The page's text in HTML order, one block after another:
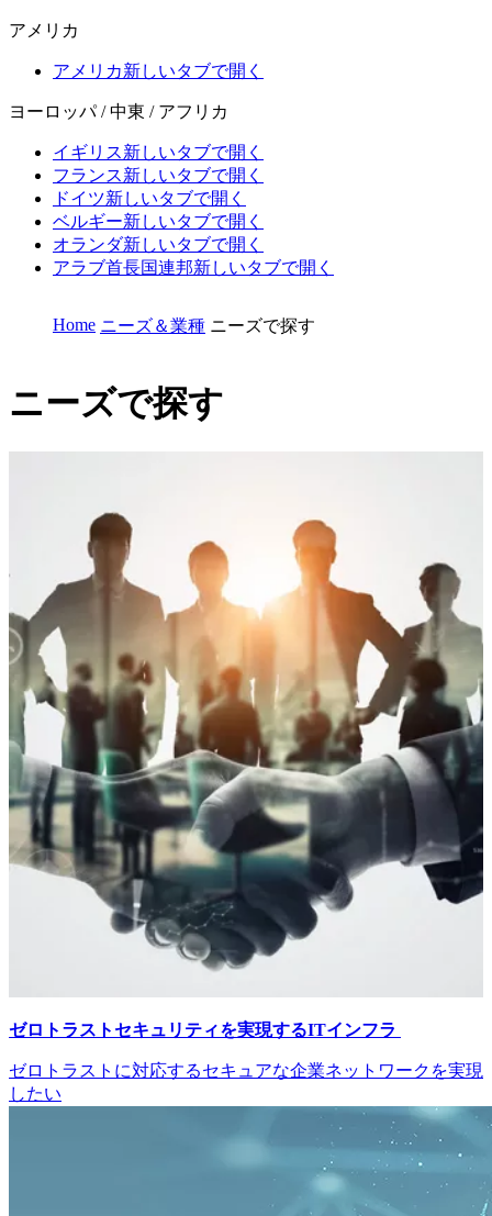
アメリカ
アメリカ新しいタブで開く
ヨーロッパ / 中東 / アフリカ
イギリス新しいタブで開く
フランス新しいタブで開く
ドイツ新しいタブで開く
ベルギー新しいタブで開く
オランダ新しいタブで開く
アラブ首長国連邦新しいタブで開く
Home ニーズ＆業種 ニーズで探す
ニーズで探す
ゼロトラストセキュリティを実現するITインフラ
ゼロトラストに対応するセキュアな企業ネットワークを実現
したい